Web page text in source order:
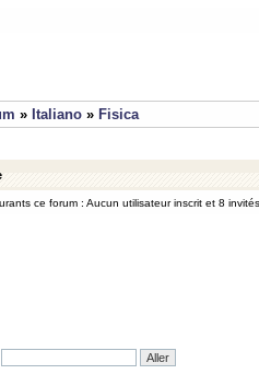
» Italiano » Fisica
ce forum : Aucun utilisateur inscrit et 8 invités